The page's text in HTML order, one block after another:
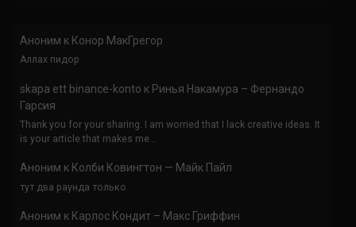
Аноним к Конор МакГрегор
Аллах пидор
skapa ett binance-konto к Ринья Накамура – Фернандо
Гарсия
Thank you for your sharing. I am worried that I lack creative ideas. It
is your article that makes me…
Аноним к Колби Ковингтон — Майк Пайл
тут два раунда только
Аноним к Карлос Кондит – Макс Гриффин